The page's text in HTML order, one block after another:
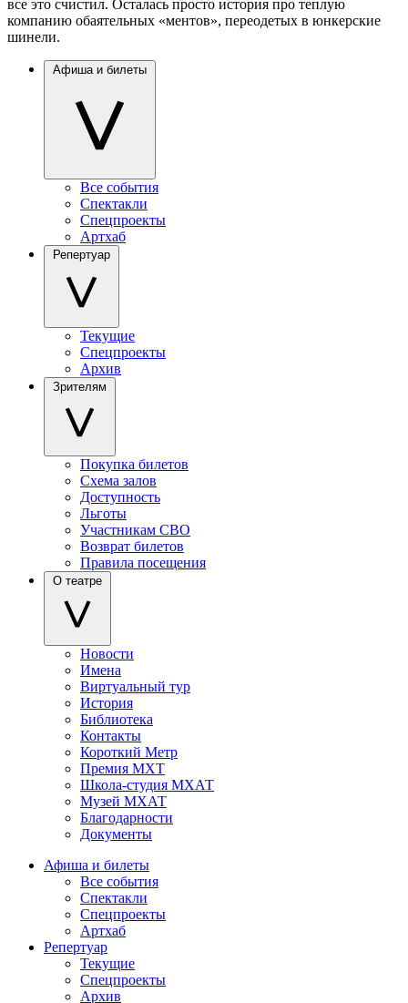
все это счистил. Осталась просто история про теплую
компанию обаятельных «ментов», переодетых в юнкерские
шинели.
Афиша и билеты
Все события
Спектакли
Спецпроекты
Артхаб
Репертуар
Текущие
Спецпроекты
Архив
Зрителям
Покупка билетов
Схема залов
Доступность
Льготы
Участникам СВО
Возврат билетов
Правила посещения
О театре
Новости
Имена
Виртуальный тур
История
Библиотека
Контакты
Короткий Метр
Премия МХТ
Школа-студия МХАТ
Музей МХАТ
Благодарности
Документы
Афиша и билеты
Все события
Спектакли
Спецпроекты
Артхаб
Репертуар
Текущие
Спецпроекты
Архив